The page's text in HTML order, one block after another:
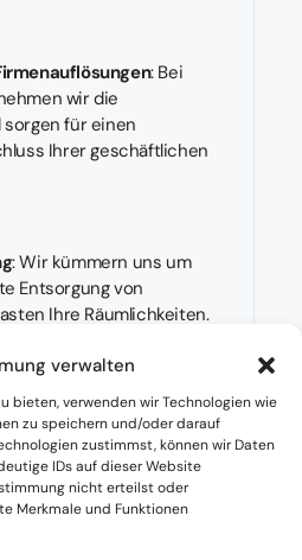
verwalten
bieten, verwenden wir Technologien wie
zu speichern und/oder darauf
zustimmst, können wir Daten
IDs auf dieser Website
nicht erteilst oder
Merkmale und Funktionen
: Bei
wir die
für einen
Ihrer geschäftlichen
: Wir kümmern uns um
Entsorgung von
Ihre Räumlichkeiten.
Gemeindewohnungen:
von
stehen wir Ihnen zur
eine besenreine